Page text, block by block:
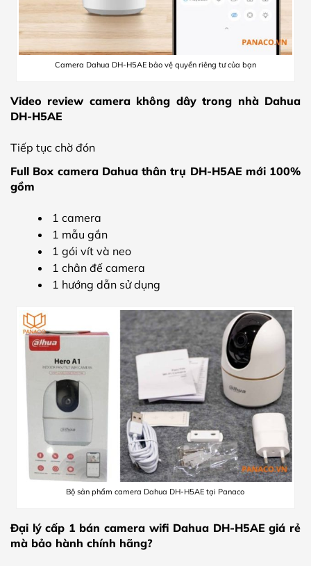
Camera Dahua DH-H5AE bảo vệ quyền riêng tư của bạn
Video review camera không dây trong nhà Dahua
DH-H5AE
Tiếp tục chờ đón
Full Box camera Dahua thân trụ DH-H5AE mới 100%
gồm
1 camera
1 mẫu gắn
1 gói vít và neo
1 chân đế camera
1 hướng dẫn sử dụng
Bộ sản phẩm camera Dahua DH-H5AE tại Panaco
Đại lý cấp 1 bán camera wifi Dahua DH-H5AE giá rẻ
mà bảo hành chính hãng?